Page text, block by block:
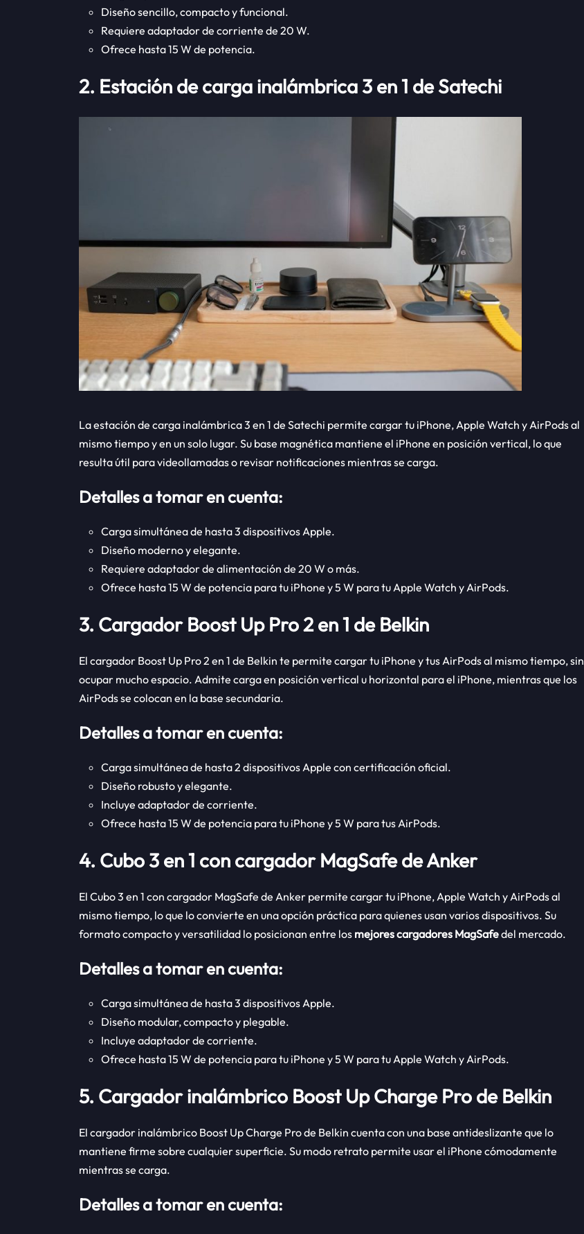
Diseño sencillo, compacto y funcional.
Requiere adaptador de corriente de 20 W.
Ofrece hasta 15 W de potencia.
2. Estación de carga inalámbrica 3 en 1 de Satechi
La estación de carga inalámbrica 3 en 1 de Satechi permite cargar tu iPhone, Apple Watch y AirPods al
mismo tiempo y en un solo lugar. Su base magnética mantiene el iPhone en posición vertical, lo que
resulta útil para videollamadas o revisar notificaciones mientras se carga.
Detalles a tomar en cuenta:
Carga simultánea de hasta 3 dispositivos Apple.
Diseño moderno y elegante.
Requiere adaptador de alimentación de 20 W o más.
Ofrece hasta 15 W de potencia para tu iPhone y 5 W para tu Apple Watch y AirPods.
3. Cargador Boost Up Pro 2 en 1 de Belkin
El cargador Boost Up Pro 2 en 1 de Belkin te permite cargar tu iPhone y tus AirPods al mismo tiempo, sin
ocupar mucho espacio. Admite carga en posición vertical u horizontal para el iPhone, mientras que los
AirPods se colocan en la base secundaria.
Detalles a tomar en cuenta:
Carga simultánea de hasta 2 dispositivos Apple con certificación oficial.
Diseño robusto y elegante.
Incluye adaptador de corriente.
Ofrece hasta 15 W de potencia para tu iPhone y 5 W para tus AirPods.
4. Cubo 3 en 1 con cargador MagSafe de Anker
El Cubo 3 en 1 con cargador MagSafe de Anker permite cargar tu iPhone, Apple Watch y AirPods al
mismo tiempo, lo que lo convierte en una opción práctica para quienes usan varios dispositivos. Su
formato compacto y versatilidad lo posicionan entre los mejores cargadores MagSafedel mercado.
Detalles a tomar en cuenta:
Carga simultánea de hasta 3 dispositivos Apple.
Diseño modular, compacto y plegable.
Incluye adaptador de corriente.
Ofrece hasta 15 W de potencia para tu iPhone y 5 W para tu Apple Watch y AirPods.
5. Cargador inalámbrico Boost Up Charge Pro de Belkin
El cargador inalámbrico Boost Up Charge Pro de Belkin cuenta con una base antideslizante que lo
mantiene firme sobre cualquier superficie. Su modo retrato permite usar el iPhone cómodamente
mientras se carga.
Detalles a tomar en cuenta: